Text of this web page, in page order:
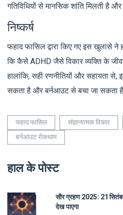
गतिविधियों से मानसिक शांति मिलती है
निष्कर्ष
फहाद फासिल द्वारा किए गए इस खुलासे ने
कि कैसे ADHD जैसे विकार व्यक्ति के
हालांकि, सही रणनीतियों और सहायता से,
सकता है और बर्नआउट से बचा जा सकता
फहाद फासिल संज्ञानात्मक विकार
बर्नआउट रोकथाम
हाल के पोस्ट
सौर ग्रहण 2025: 21
देख पाएगा